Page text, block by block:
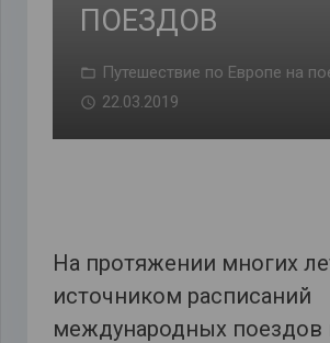
ПОЕЗДОВ
Путешествие по Европе на
22.03.2019
На протяжении многих
источником расписаний
международных поездов